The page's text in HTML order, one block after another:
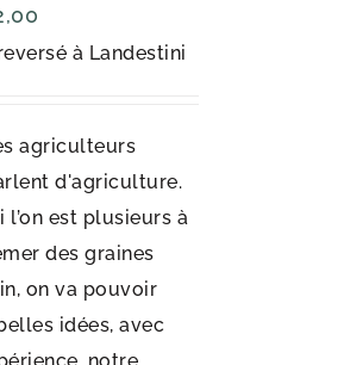
à Landestini
agriculteurs
d'agriculture.
l’on est plusieurs à
des graines
on va pouvoir
idées, avec